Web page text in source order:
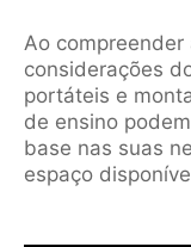
Ao
considerações
portáteis e
de ensino
base nas suas
espaço